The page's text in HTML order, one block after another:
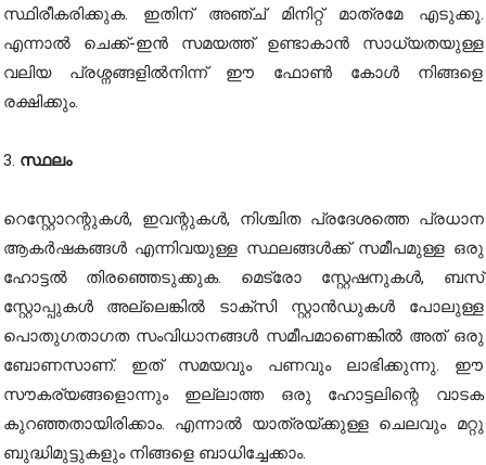
സ്ഥിരീകരിക്കുക. ഇതിന് അഞ്ച് മിനിറ്റ് മാത്രമേ എടുക്കൂ.
എന്നാൽ ചെക്ക്-ഇൻ സമയത്ത് ഉണ്ടാകാൻ സാധ്യതയുള്ള
വലിയ പ്രശ്നങ്ങളിൽനിന്ന് ഈ ഫോൺ കോൾ നിങ്ങളെ
രക്ഷിക്കും.
3. സ്ഥലം
റെസ്റ്റോറന്റുകൾ, ഇവന്റുകൾ, നിശ്ചിത പ്രദേശത്തെ പ്രധാന
ആകർഷകങ്ങൾ എന്നിവയുള്ള സ്ഥലങ്ങൾക്ക് സമീപമുള്ള ഒരു
ഹോട്ടൽ തിരഞ്ഞെടുക്കുക. മെട്രോ സ്റ്റേഷനുകൾ, ബസ്
സ്റ്റോപ്പുകൾ അല്ലെങ്കിൽ ടാക്സി സ്റ്റാൻഡുകൾ പോലുള്ള
പൊതുഗതാഗത സംവിധാനങ്ങൾ സമീപമാണെങ്കിൽ അത് ഒരു
ബോണസാണ്. ഇത് സമയവും പണവും ലാഭിക്കുന്നു. ഈ
സൗകര്യങ്ങളൊന്നും ഇല്ലാത്ത ഒരു ഹോട്ടലിന്റെ വാടക
കുറഞ്ഞതായിരിക്കാം. എന്നാൽ യാത്രയ്ക്കുള്ള ചെലവും മറ്റു
ബുദ്ധിമുട്ടുകളും നിങ്ങളെ ബാധിച്ചേക്കാം.